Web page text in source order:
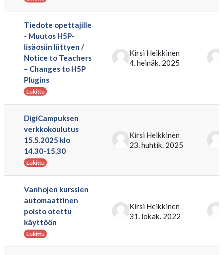
Tiedote opettajille
- Muutos H5P-
lisäosiin liittyen /
Notice to Teachers
– Changes to H5P
Plugins
Lukittu
Kirsi Heikkinen
4. heinäk. 2025
DigiCampuksen
verkkokoulutus
15.5.2025 klo
14.30-15.30
Lukittu
Kirsi Heikkinen
23. huhtik. 2025
Vanhojen kurssien
automaattinen
poisto otettu
käyttöön
Lukittu
Kirsi Heikkinen
31. lokak. 2022